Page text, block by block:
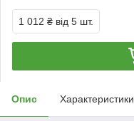
1 012 ₴ від 5 шт.
Опис Характеристики